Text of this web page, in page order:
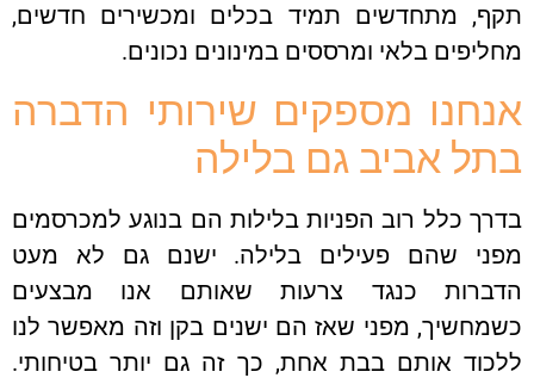
תקף, מתחדשים תמיד בכלים ומכשירים חדשים,
מחליפים בלאי ומרססים במינונים נכונים.
אנחנו מספקים שירותי הדברה
בתל אביב גם בלילה
בדרך כלל רוב הפניות בלילות הם בנוגע למכרסמים
מפני שהם פעילים בלילה. ישנם גם לא מעט
הדברות כנגד צרעות שאותם אנו מבצעים
כשמחשיך, מפני שאז הם ישנים בקן וזה מאפשר לנו
ללכוד אותם בבת אחת, כך זה גם יותר בטיחותי.